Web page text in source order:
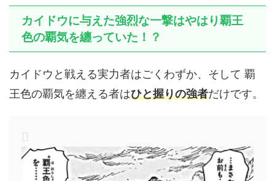
カイドウに与えた強烈な一撃はやはり覇王
色の覇気を纏っていた！？
カイドウと戦える実力者はごくわずか、そして 覇
王色の覇気を纏える者はひと握りの強者だけです。